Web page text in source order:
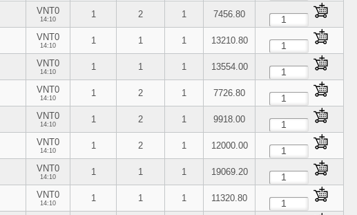
VNT0
14:10 1 2 1 7456.80
VNT0
14:10 1 1 1 13210.80
VNT0
14:10 1 1 1 13554.00
VNT0
14:10 1 2 1 7726.80
VNT0
14:10 1 2 1 9918.00
VNT0
14:10 1 2 1 12000.00
VNT0
14:10 1 1 1 19069.20
VNT0
14:10 1 1 1 11320.80